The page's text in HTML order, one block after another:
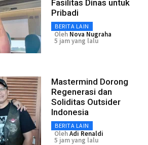
Fasilitas Dinas untuk
Pribadi
BERITA LAIN
Oleh Nova Nugraha
5 jam yang lalu
Mastermind Dorong
Regenerasi dan
Soliditas Outsider
Indonesia
BERITA LAIN
OlehAdi Renaldi
5 jam yang lalu